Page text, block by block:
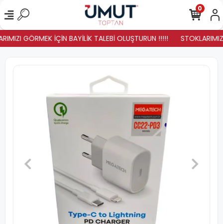
GÖRMEK İÇİN BAYİLİK TALEBİ OLUŞTURUN !!!!!
0